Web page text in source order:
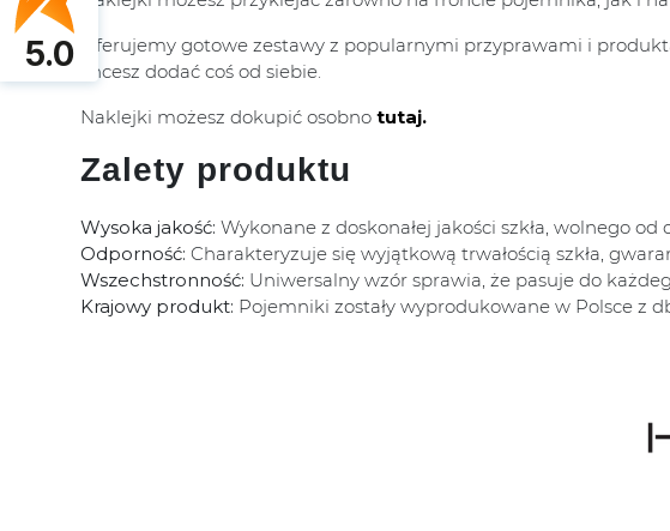
Oferujemy gotowe zestawy z popularnymi przyprawami i
chcesz dodać coś od siebie.
Naklejki możesz dokupić osobno tutaj.
Zalety produktu
Wysoka jakość: Wykonane z doskonałej jakości szkła, wolnego
Odporność: Charakteryzuje się wyjątkową trwałością szkła,
Wszechstronność: Uniwersalny wzór sprawia, że pasuje do
Krajowy produkt: Pojemniki zostały wyprodukowane w Polsce z
5.0